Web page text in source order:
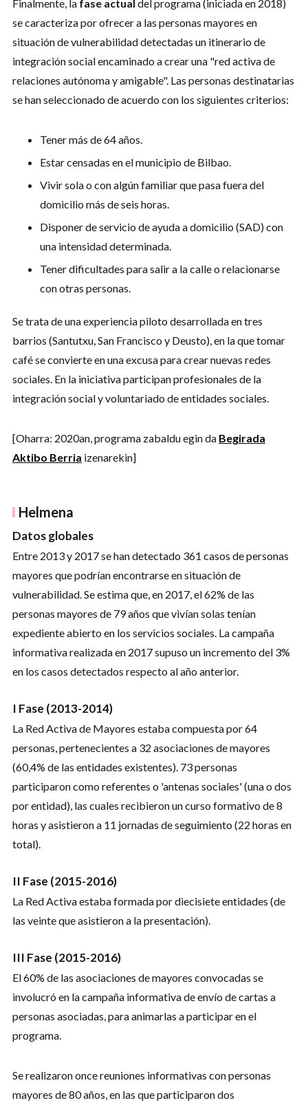
Finalmente, lafase actual del programa (iniciada en 2018)
se caracteriza por ofrecer a las personas mayores en
situación de vulnerabilidad detectadas un itinerario de
integración social encaminado a crear una "red activa de
relaciones autónoma y amigable". Las personas destinatarias
se han seleccionado de acuerdo con los siguientes criterios:
Tener más de 64 años.
Estar censadas en el municipio de Bilbao.
Vivir sola o con algún familiar que pasa fuera del
domicilio más de seis horas.
Disponer de servicio de ayuda a domicilio (SAD) con
una intensidad determinada.
Tener dificultades para salir a la calle o relacionarse
con otras personas.
Se trata de una experiencia piloto desarrollada en tres
barrios (Santutxu, San Francisco y Deusto), en la que tomar
café se convierte en una excusa para crear nuevas redes
sociales. En la iniciativa participan profesionales de la
integración social y voluntariado de entidades sociales.
[Oharra: 2020an, programa zabaldu egin da Begirada
Aktibo Berria izenarekin]
Helmena
Datos globales
Entre 2013 y 2017 se han detectado 361 casos de personas
mayores que podrían encontrarse en situación de
vulnerabilidad. Se estima que, en 2017, el 62% de las
personas mayores de 79 años que vivían solas tenían
expediente abierto en los servicios sociales. La campaña
informativa realizada en 2017 supuso un incremento del 3%
en los casos detectados respecto al año anterior.
I Fase (2013-2014)
La Red Activa de Mayores estaba compuesta por 64
personas, pertenecientes a 32 asociaciones de mayores
(60,4% de las entidades existentes). 73 personas
participaron como referentes o 'antenas sociales' (una o dos
por entidad), las cuales recibieron un curso formativo de 8
horas y asistieron a 11 jornadas de seguimiento (22 horas en
total).
II Fase (2015-2016)
La Red Activa estaba formada por diecisiete entidades (de
las veinte que asistieron a la presentación).
III Fase (2015-2016)
El 60% de las asociaciones de mayores convocadas se
involucró en la campaña informativa de envío de cartas a
personas asociadas, para animarlas a participar en el
programa.
Se realizaron once reuniones informativas con personas
mayores de 80 años, en las que participaron dos